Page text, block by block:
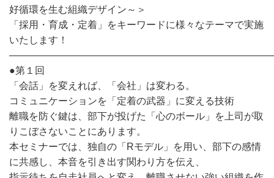
好循環を生む組織デザイン～＞
「採用・育成・定着」をキーワードに様々なテーマで実施
いたします！
●第１回
「会話」を変えれば、「会社」は変わる。
コミュニケーションを「定着の武器」に変える技術
離職を防ぐ鍵は、部下が投げた「心のボール」を上司が取
りこぼさないことにあります。
本セミナーでは、独自の「Rモデル」を用い、部下の感情
に共感し、本音を引き出す関わり方を伝え、